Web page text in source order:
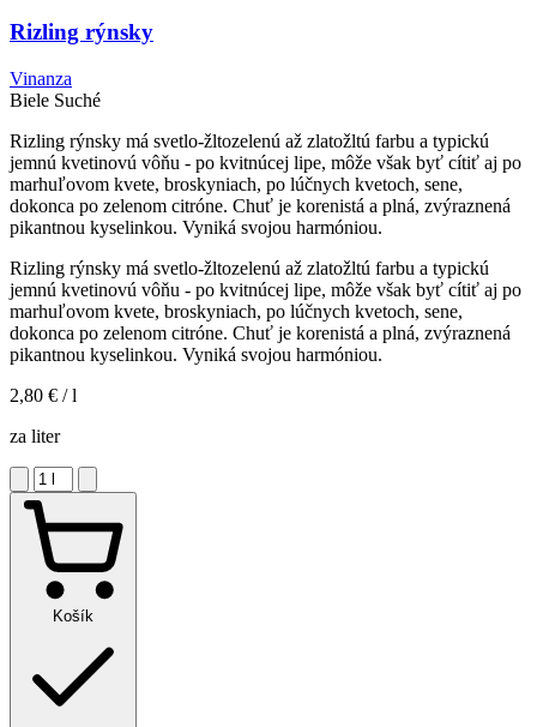
Rizling rýnsky
Vinanza
Biele Suché
Rizling rýnsky má svetlo-žltozelenú až zlatožltú farbu a typickú
jemnú kvetinovú vôňu - po kvitnúcej lipe, môže však byť cítiť aj po
marhuľovom kvete, broskyniach, po lúčnych kvetoch, sene,
dokonca po zelenom citróne. Chuť je korenistá a plná, zvýraznená
pikantnou kyselinkou. Vyniká svojou harmóniou.
Rizling rýnsky má svetlo-žltozelenú až zlatožltú farbu a typickú
jemnú kvetinovú vôňu - po kvitnúcej lipe, môže však byť cítiť aj po
marhuľovom kvete, broskyniach, po lúčnych kvetoch, sene,
dokonca po zelenom citróne. Chuť je korenistá a plná, zvýraznená
pikantnou kyselinkou. Vyniká svojou harmóniou.
2,80 € / l
za liter
Košík